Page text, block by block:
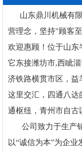
山东鼎川机械有限
营理念，坚持"顾客
欢迎惠顾！位于山东
它东接潍坊市,西眦
济铁路横贯市区，益
这里交汇，四通八达
通枢纽，青州市自古
公司致力于生产销
以“诚信为本”为企